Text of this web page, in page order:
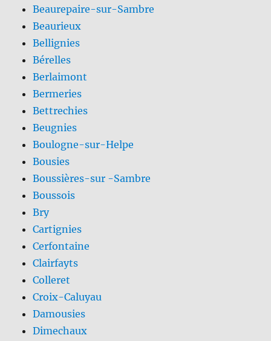
Beaurepaire-sur-Sambre
Beaurieux
Bellignies
Bérelles
Berlaimont
Bermeries
Bettrechies
Beugnies
Boulogne-sur-Helpe
Bousies
Boussières-sur -Sambre
Boussois
Bry
Cartignies
Cerfontaine
Clairfayts
Colleret
Croix-Caluyau
Damousies
Dimechaux